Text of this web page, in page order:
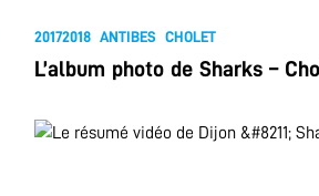
20172018 ANTIBES CHOLET
L’album photo de Sharks –